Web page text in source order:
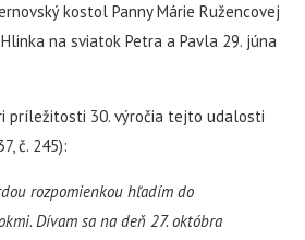
kostol Panny Márie Ružencovej
na sviatok Petra a Pavla 29. júna
príležitosti 30. výročia tejto udalosti
č. 245):
rozpomienkou hľadím do
Dívam sa na deň 27. októbra